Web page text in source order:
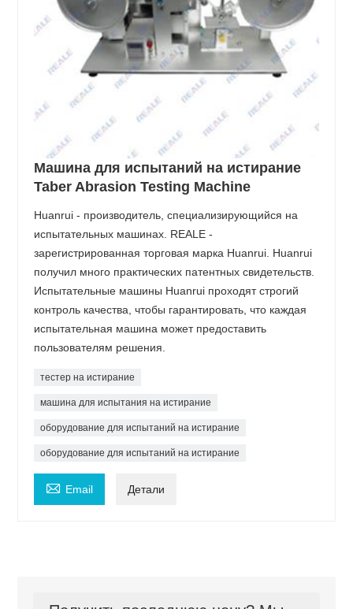
Машина для испытаний на истирание
Taber Abrasion Testing Machine
Huanrui - производитель, специализирующийся на
испытательных машинах. REALE -
зарегистрированная торговая марка Huanrui. Huanrui
получил много практических патентных свидетельств.
Испытательные машины Huanrui проходят строгий
контроль качества, чтобы гарантировать, что каждая
испытательная машина может предоставить
пользователям решения.
тестер на истирание
машина для испытания на истирание
оборудование для испытаний на истирание
оборудование для испытаний на истирание
 Email Детали